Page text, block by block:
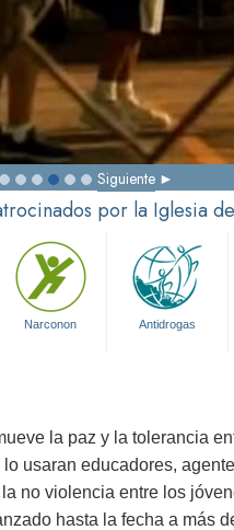
Siguiente
por la Iglesia
Narconon Antidrogas
la paz y la tolerancia
usaran educadores,
no violencia entre los
hasta la fecha a más